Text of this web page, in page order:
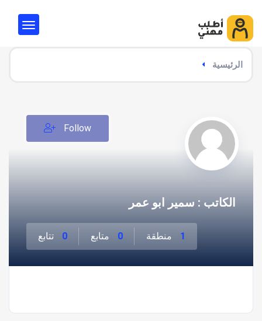
الرئيسية
الكاتب : سمير ابو عمر
1 منطقة 0 متابع 0 تتابع
Follow